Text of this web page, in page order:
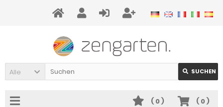
Alle SUCHEN
( 0)
( 0)